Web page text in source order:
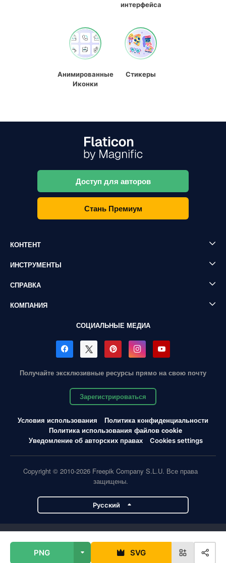
PNG SVG
интерфейса
Анимированные
Иконки
Стикеры
Доступ для авторов
Стань Премиум
КОНТЕНТ
ИНСТРУМЕНТЫ
СПРАВКА
КОМПАНИЯ
СОЦИАЛЬНЫЕ МЕДИА
Получайте эксклюзивные ресурсы прямо на свою почту
Зарегистрироваться
Условия использования
Политика конфиденциальности
Политика использования файлов cookie
Уведомление об авторских правах
Cookies settings
Copyright © 2010-2026 Freepik Company S.L.U. Все права
защищены.
Pусский
Flaticon Slidesgo